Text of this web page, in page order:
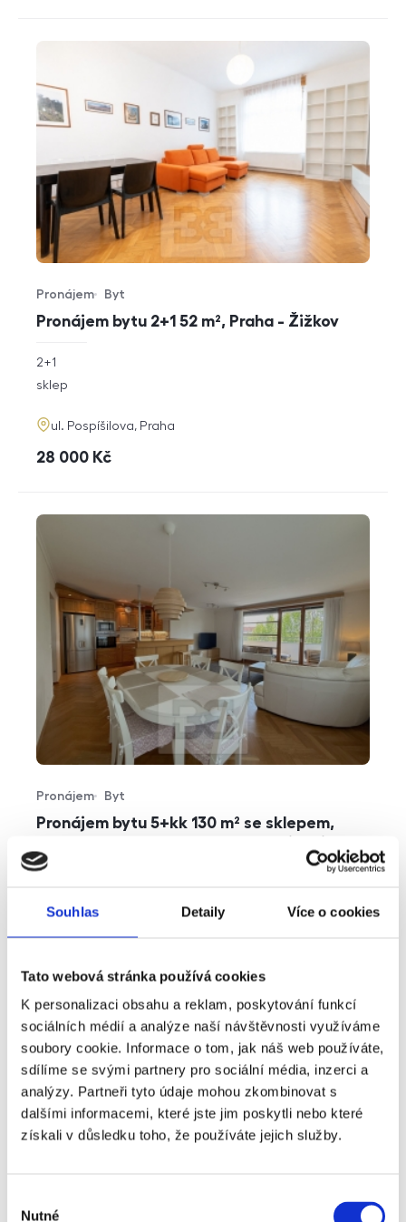
Souhlas Detaily Více o cookies
Tato webová stránka používá cookies
K personalizaci obsahu a reklam, poskytování funkcí
sociálních médií a analýze naší návštěvnosti využíváme
soubory cookie. Informace o tom, jak náš web používáte,
sdílíme se svými partnery pro sociální média, inzerci a
analýzy. Partneři tyto údaje mohou zkombinovat s
dalšími informacemi, které jste jim poskytli nebo které
získali v důsledku toho, že používáte jejich služby.
Nutné
Pronájem bytu 2+1 52 m², Praha - Žižkov
Typ nabídky
Pronájem
Typ nemovitosti
Byt
rozměry
2+1
funkce
sklep
adresa
ul. Pospíšilova, Praha
cena
28 000 Kč
Pronájem bytu 5+kk 130 m² se sklepem,
Typ nabídky
Pronájem
Typ nemovitosti
Byt
funkce
parkování sklep výtah
cena
49 000 Kč